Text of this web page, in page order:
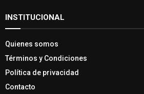
INSTITUCIONAL
Quienes somos
Términos y Condiciones
Política de privacidad
Contacto